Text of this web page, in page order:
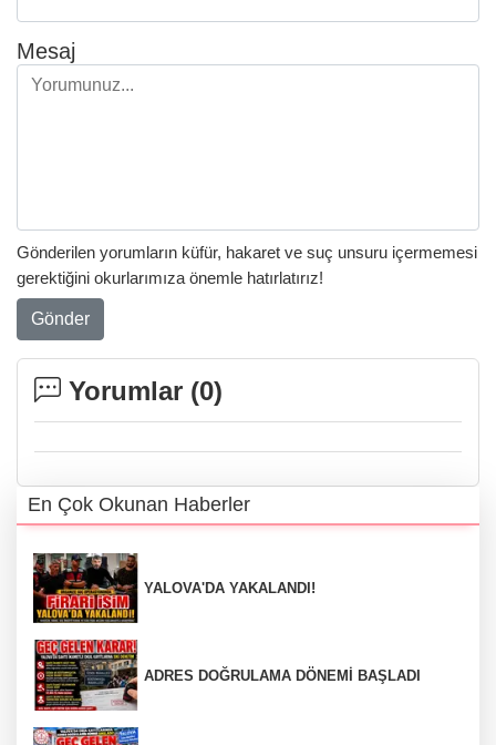
Mesaj
Gönderilen yorumların küfür, hakaret ve suç unsuru içermemesi
gerektiğini okurlarımıza önemle hatırlatırız!
Gönder
Yorumlar (0)
En Çok Okunan Haberler
YALOVA'DA YAKALANDI!
ADRES DOĞRULAMA DÖNEMİ BAŞLADI